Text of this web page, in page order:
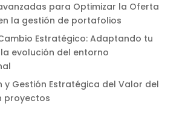
para Optimizar la Oferta
la gestión de portafolios
Estratégico: Adaptando tu
evolución del entorno
y Gestión Estratégica del Valor del
proyectos